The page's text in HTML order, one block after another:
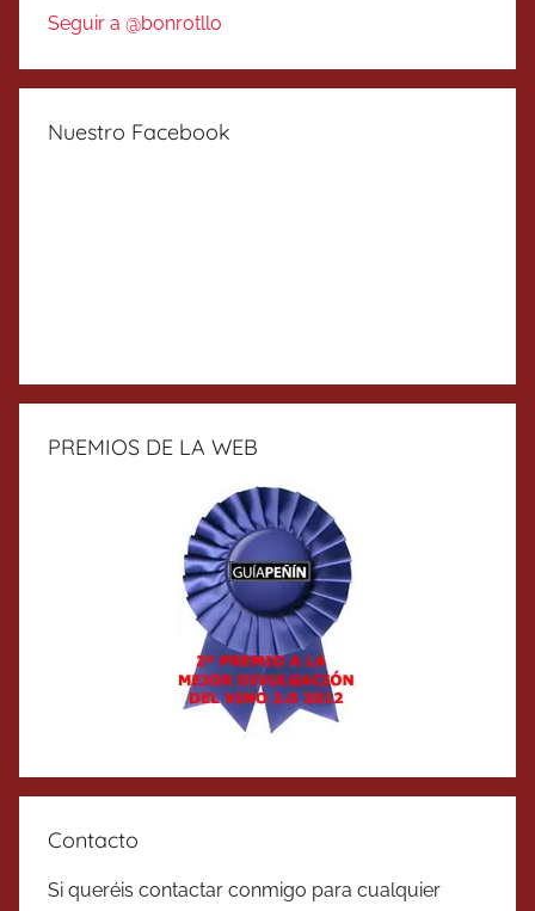
Seguir a @bonrotllo
Nuestro Facebook
PREMIOS DE LA WEB
Contacto
Si queréis contactar conmigo para cualquier